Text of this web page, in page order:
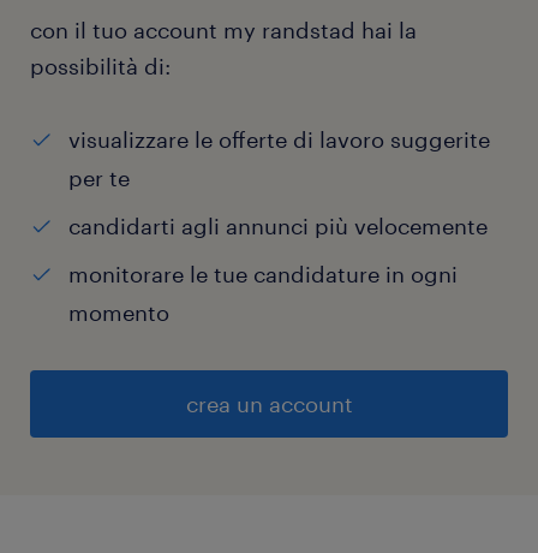
con il tuo account my randstad hai la
possibilità di:
visualizzare le offerte di lavoro suggerite
per te
candidarti agli annunci più velocemente
monitorare le tue candidature in ogni
momento
crea un account